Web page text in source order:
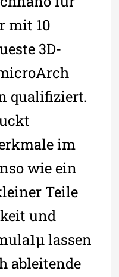
mit 10
3D-
qualifiziert.
im
wie ein
Teile
und
lassen
ableitende